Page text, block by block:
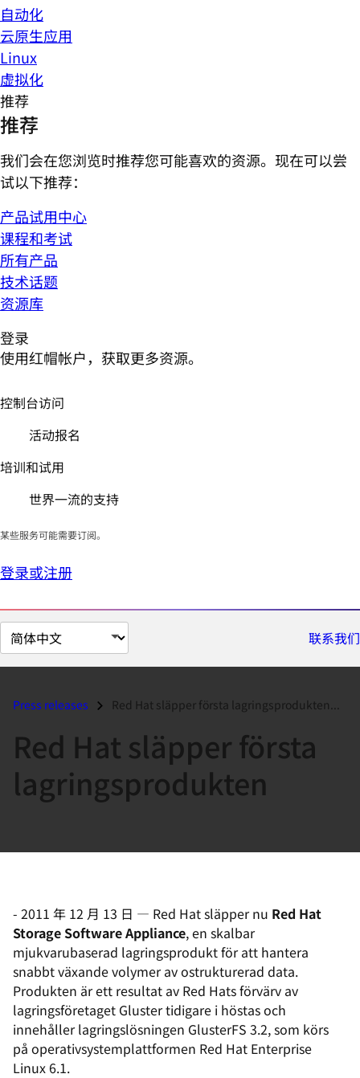
自动化
云原生应用
Linux
虚拟化
推荐
推荐
我们会在您浏览时推荐您可能喜欢的资源。现在可以尝
试以下推荐：
产品试用中心
课程和考试
所有产品
技术话题
资源库
登录
使用红帽帐户，获取更多资源。
控制台访问
活动报名
培训和试用
世界一流的支持
某些服务可能需要订阅。
登录或注册
切
换
面
联系我们
Press releases Red Hat släpper första lagringsprodukten...
Red Hat släpper första
lagringsprodukten
- 2011 年 12 月 13 日 — Red Hat släpper nu Red Hat
Storage Software Appliance, en skalbar
mjukvarubaserad lagringsprodukt för att hantera
snabbt växande volymer av ostrukturerad data.
Produkten är ett resultat av Red Hats förvärv av
lagringsföretaget Gluster tidigare i höstas och
innehåller lagringslösningen GlusterFS 3.2, som körs
på operativsystemplattformen Red Hat Enterprise
Linux 6.1.